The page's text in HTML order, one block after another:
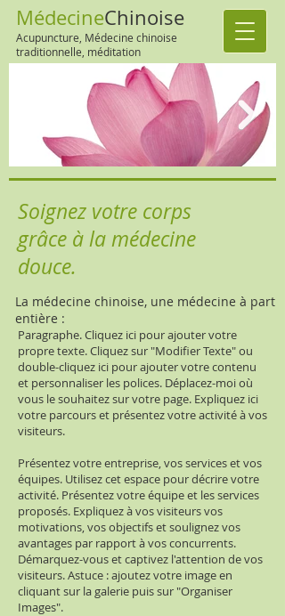
MédecineChinoise
Acupuncture, Médecine chinoise
traditionnelle, méditation
Soignez votre corps
grâce à la médecine
douce.
La médecine chinoise, une médecine à part
entière :
Paragraphe. Cliquez ici pour ajouter votre
propre texte. Cliquez sur "Modifier Texte" ou
double-cliquez ici pour ajouter votre contenu
et personnaliser les polices. Déplacez-moi où
vous le souhaitez sur votre page. Expliquez ici
votre parcours et présentez votre activité à vos
visiteurs.
Présentez votre entreprise, vos services et vos
équipes. Utilisez cet espace pour décrire votre
activité. Présentez votre équipe et les services
proposés. Expliquez à vos visiteurs vos
motivations, vos objectifs et soulignez vos
avantages par rapport à vos concurrents.
Démarquez-vous et captivez l'attention de vos
visiteurs. Astuce : ajoutez votre image en
cliquant sur la galerie puis sur "Organiser
Images".